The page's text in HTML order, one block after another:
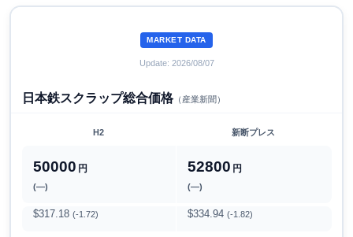
MARKET DATA
Update: 2026/08/07
日本鉄スクラップ総合価格（産業新聞）
H2 新断プレス
50000 円
(―)
52800 円
(―)
$317.18 (-1.72) $334.94 (-1.82)